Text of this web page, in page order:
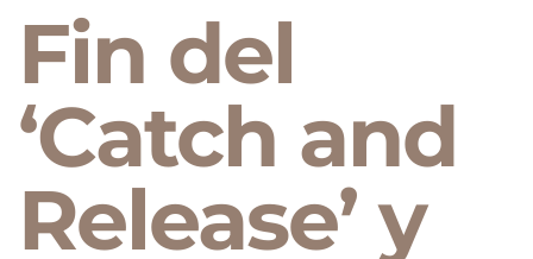
Fin del
‘Catch and
Release’ y